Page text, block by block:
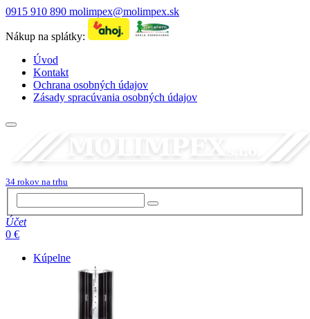
0915 910 890 molimpex@molimpex.sk
Nákup na splátky:
Úvod
Kontakt
Ochrana osobných údajov
Zásady spracúvania osobných údajov
34 rokov na trhu
Účet
0 €
Kúpelne